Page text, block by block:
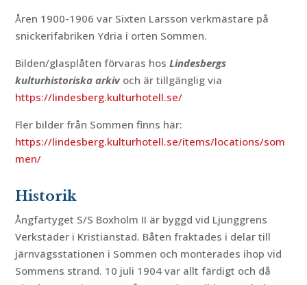
Åren 1900-1906 var Sixten Larsson verkmästare på
snickerifabriken Ydria i orten Sommen.
Bilden/glasplåten förvaras hosLindesbergs
kulturhistoriska arkivoch är tillgänglig via
https://lindesberg.kulturhotell.se/
Fler bilder från Sommen finns här:
https://lindesberg.kulturhotell.se/items/locations/som
men/
Historik
Ångfartyget S/S Boxholm II är byggd vid Ljunggrens
Verkstäder i Kristianstad. Båten fraktades i delar till
järnvägsstationen i Sommen och monterades ihop vid
Sommens strand. 10 juli 1904 var allt färdigt och då